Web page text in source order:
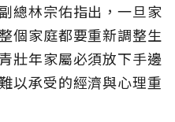
總林宗佑指出，一旦家
個家庭都要重新調整生
壯年家屬必須放下手邊
以承受的經濟與心理重